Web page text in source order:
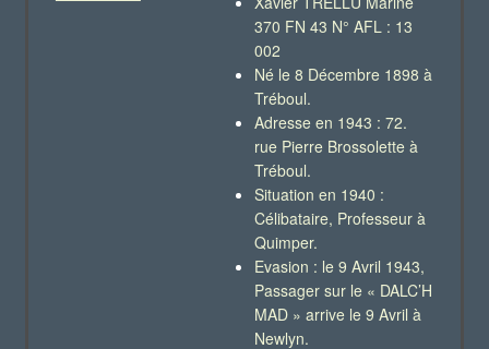
370 FN 43 N° AFL : 13
002
Né le 8 Décembre 1898 à
Tréboul.
Adresse en 1943 : 72.
rue Pierre Brossolette à
Tréboul.
Situation en 1940 :
Célibataire, Professeur à
Quimper.
Evasion : le 9 Avril 1943,
Passager sur le « DALC’H
MAD » arrive le 9 Avril à
Newlyn.